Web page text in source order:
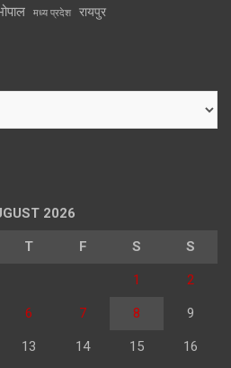
मध्य प्रदेश रायपुर
2026
T F S S
1 2
6 7 8 9
13 14 15 16